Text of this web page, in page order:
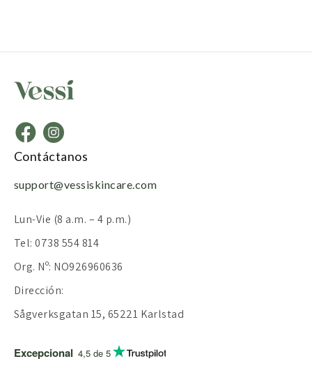
Contáctanos
support@vessiskincare.com
Lun-Vie (8 a.m. – 4 p.m.)
Tel: 0738 554 814
Org. Nº: NO926960636
Dirección:
Sågverksgatan 15, 65221 Karlstad
Excepcional 4,5 de 5